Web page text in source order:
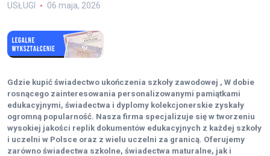
USŁUGI 06 maja, 2026
Gdzie kupić świadectwo ukończenia szkoły zawodowej , W dobie
rosnącego zainteresowania personalizowanymi pamiątkami
edukacyjnymi, świadectwa i dyplomy kolekcjonerskie zyskały
ogromną popularność. Nasza firma specjalizuje się w tworzeniu
wysokiej jakości replik dokumentów edukacyjnych z każdej szkoły
i uczelni w Polsce oraz z wielu uczelni za granicą. Oferujemy
zarówno świadectwa szkolne, świadectwa maturalne, jak i